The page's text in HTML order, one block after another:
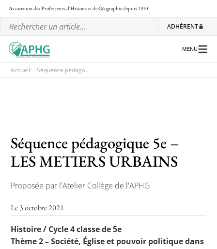
Association desProfesseurs d'Histoire et deGéographiedepuis 1910
ADHÉRENT
Les ateliers nationaux
Communiqués et motions
L’APHG dans la presse
MENU
Accueil Séquence pédago...
Séquence pédagogique 5e –
LES METIERS URBAINS
Proposée par l'Atelier Collège de l'APHG
Le 3 octobre 2021
Histoire / Cycle 4 classe de 5e
Thème 2 – Société, Église et pouvoir politique dans